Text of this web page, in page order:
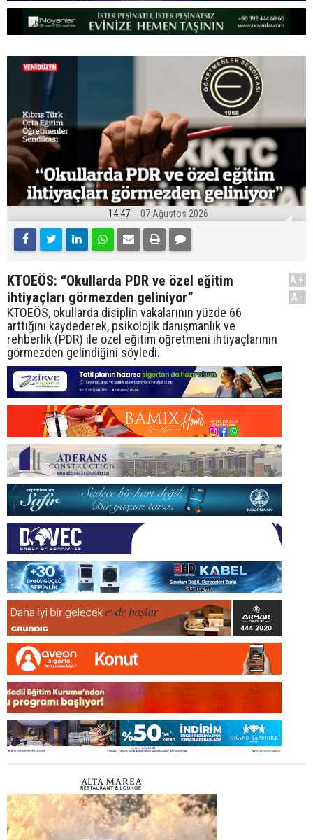
14:47 07 Ağustos 2026
KTOEÖS: “Okullarda PDR ve özel eğitim
ihtiyaçları görmezden geliniyor”
KTOEÖS, okullarda disiplin vakalarının yüzde 66
arttığını kaydederek, psikolojik danışmanlık ve
rehberlik (PDR) ile özel eğitim öğretmeni ihtiyaçlarının
görmezden gelindiğini söyledi.
A+
A-